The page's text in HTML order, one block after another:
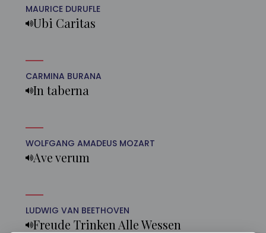
MAURICE DURUFLE
Ubi Caritas
CARMINA BURANA
In taberna
WOLFGANG AMADEUS MOZART
Ave verum
LUDWIG VAN BEETHOVEN
Freude Trinken Alle Wessen